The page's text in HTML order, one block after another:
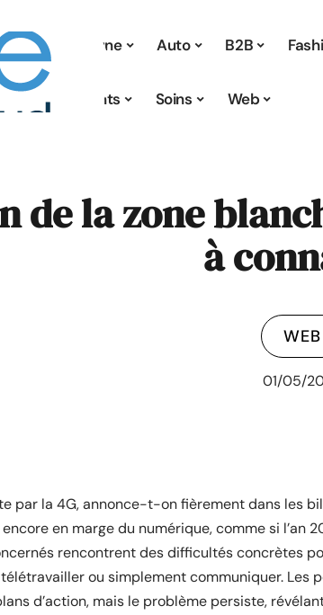
À la une Auto B2B
Parents Soins Web
de la zone
à
WEB
01/05/
par la 4G, annonce-t-on fièrement dans les
en marge du numérique, comme si l’an
rencontrent des difficultés concrètes
ou simplement communiquer. Les
d’action, mais le problème persiste,